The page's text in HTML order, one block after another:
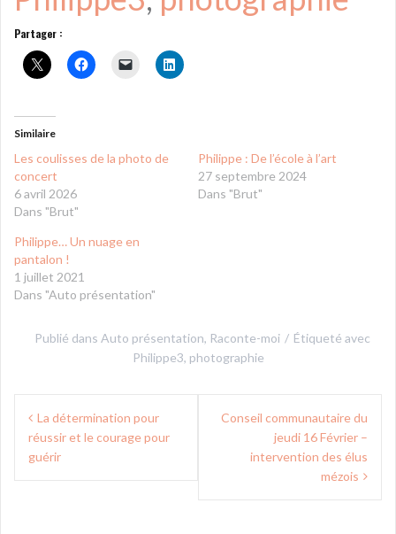
Partager :
Similaire
Les coulisses de la photo de
concert
6 avril 2026
Dans "Brut"
Philippe : De l’école à l’art
27 septembre 2024
Dans "Brut"
Philippe… Un nuage en
pantalon !
1 juillet 2021
Dans "Auto présentation"
Publié dans Auto présentation, Raconte-moi
Étiqueté avec
Philippe3, photographie
Navigation
de
l’article
La détermination pour
réussir et le courage pour
guérir
Conseil communautaire du
jeudi 16 Février –
intervention des élus
mézois